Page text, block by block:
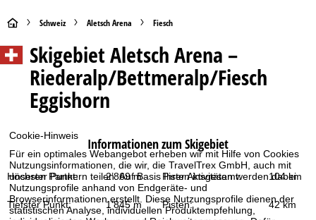
Cookie-Hinweis
Für ein optimales Webangebot erheben wir mit Hilfe von Cookies
Nutzungsinformationen, die wir, die TravelTrex GmbH, auch mit
unseren Partnern teilen. Auf Basis Ihrer Aktivitäten werden dabei
Nutzungsprofile anhand von Endgeräte- und
Browserinformationen erstellt. Diese Nutzungsprofile dienen der
statistischen Analyse, individuellen Produktempfehlung,
S
t
s
e
Schweiz Aletsch Arena Fiesch
SkigebietAletsch Arena –
Riederalp/Bettmeralp/Fiesch
Eggishorn
Informationen zum Skigebiet
Höchster Punkt: 2’869 m Pisten insgesamt: 104 km
Tiefster Punkt: 1’845 m Pisten: 42 km